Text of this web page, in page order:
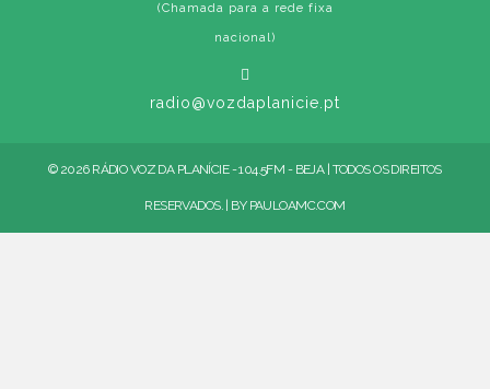
(Chamada para a rede fixa
nacional)
radio@vozdaplanicie.pt
© 2026 RÁDIO VOZ DA PLANÍCIE - 104.5FM - BEJA | TODOS OS DIREITOS
RESERVADOS. | BY PAULOAMC.COM